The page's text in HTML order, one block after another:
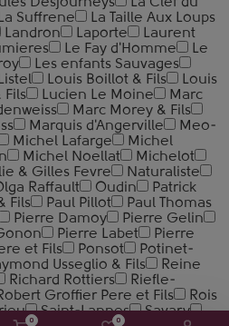
0 0
La Suffrene
La Taille Aux Loups
Landron Laporte
Laurent
Le Fay d'Homme
Le
Les enfants Sauvages
Listel Louis Boillot & Fils
Louis
Fils Lucien Le Moine
Marc
Marc Morey & Fils
Marquis d'Angerville
Meo-
Michel Lafarge
Michel
Michel Noellat
Michelot
& Gilles Fevre
Naturaliste
Raffault Oudin
Patrick
Fils Paul Pillot
Paul Thomas
Pierre Damoy
Pierre Gelin
Pierre Labet
Pierre
et Fils Ponsot
Potinet-
Usseglio & Fils
Reine
Richard Rottiers
Riefle-
Groffier Pere et Fils
Rois
Saint-Lannes
Savary